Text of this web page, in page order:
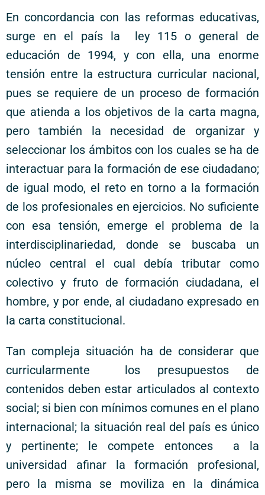
En concordancia con las reformas educativas,
surge en el país la ley 115 o general de
educación de 1994, y con ella, una enorme
tensión entre la estructura curricular nacional,
pues se requiere de un proceso de formación
que atienda a los objetivos de la carta magna,
pero también la necesidad de organizar y
seleccionar los ámbitos con los cuales se ha de
interactuar para la formación de ese ciudadano;
de igual modo, el reto en torno a la formación
de los profesionales en ejercicios. No suficiente
con esa tensión, emerge el problema de la
interdisciplinariedad, donde se buscaba un
núcleo central el cual debía tributar como
colectivo y fruto de formación ciudadana, el
hombre, y por ende, al ciudadano expresado en
la carta constitucional.
Tan compleja situación ha de considerar que
curricularmente los presupuestos de
contenidos deben estar articulados al contexto
social; si bien con mínimos comunes en el plano
internacional; la situación real del país es único
y pertinente; le compete entonces a la
universidad afinar la formación profesional,
pero la misma se moviliza en la dinámica